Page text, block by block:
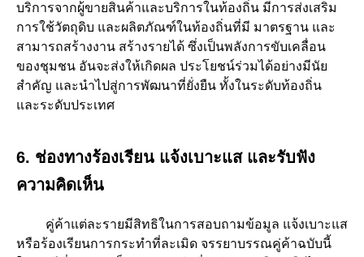
บริการจากผู้ขายสินค้าและบริการในท้องถิ่น มีการส่งเสริม
การใช้วัตถุดิบ และผลิตภัณฑ์ในท้องถิ่นที่มี มาตรฐาน และ
สามารถสร้างงาน สร้างรายได้ ซึ่งเป็นพลังการขับเคลื่อน
ของชุมชน อันจะส่งให้เกิดผล ประโยชน์ร่วมได้อย่างมีนัย
สำคัญ และนำไปสู่การพัฒนาที่ยั่งยืน ทั้งในระดับท้องถิ่น
และระดับประเทศ
6. ช่องทางร้องเรียน แจ้งเบาะแส และรับฟัง
ความคิดเห็น
คู่ค้าแต่ละรายมีสิทธิในการสอบถามข้อมูล แจ้งเบาะแส
หรือร้องเรียนการกระทำที่ละเมิด จรรยาบรรณคู่ค้าฉบับนี้